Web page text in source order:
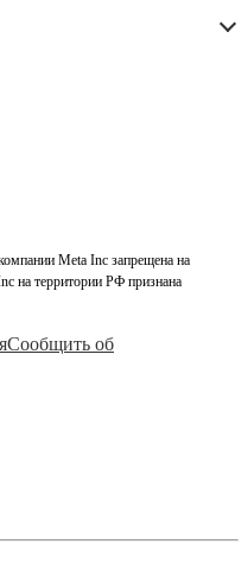
Meta Inc запрещена на
на территории РФ признана
Сообщить об